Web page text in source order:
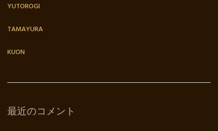
YUTOROGI
TAMAYURA
KUON
最近のコメント